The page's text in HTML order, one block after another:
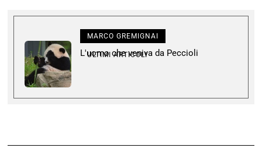
MARCO GREMIGNAI
ULTIMI ARTICOLI
L'uomo che veniva da Peccioli